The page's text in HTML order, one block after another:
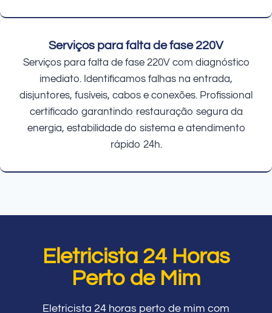
Serviços para falta de fase 220V
Serviços para falta de fase 220V com diagnóstico
imediato. Identificamos falhas na entrada,
disjuntores, fusíveis, cabos e conexões. Profissional
certificado garantindo restauração segura da
energia, estabilidade do sistema e atendimento
rápido 24h.
Eletricista 24 Horas
Perto de Mim
Eletricista 24 horas perto de mim com